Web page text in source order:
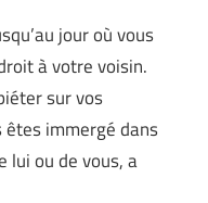
jour où vous
à votre voisin.
sur vos
êtes immergé dans
lui ou de vous, a